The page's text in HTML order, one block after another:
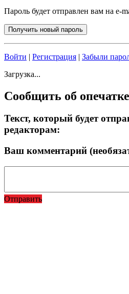
Пароль будет отправлен вам на e-
Войти | Регистрация | Забыли
Загрузка...
Сообщить об опечатке
Текст, который будет
редакторам:
Ваш комментарий
Отправить